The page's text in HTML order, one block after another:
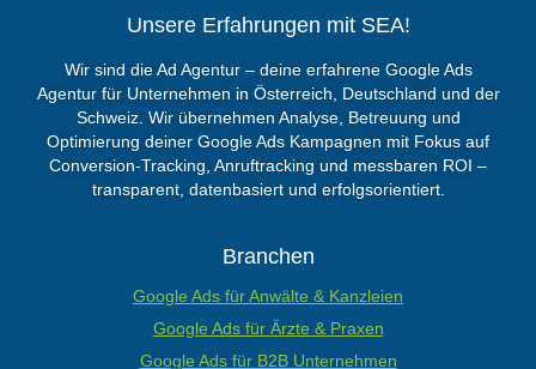
Unsere Erfahrungen mit SEA!
Wir sind die Ad Agentur – deine erfahrene Google Ads
Agenturfür Unternehmen in Österreich, Deutschland und der
Schweiz. Wir übernehmen Analyse, Betreuung und
Optimierung deiner Google Ads Kampagnen mit Fokus auf
Conversion-Tracking, Anruftracking und messbaren ROI –
transparent, datenbasiert und erfolgsorientiert.
Branchen
Google Ads für Anwälte & Kanzleien
Google Ads für Ärzte & Praxen
Google Ads für B2B Unternehmen